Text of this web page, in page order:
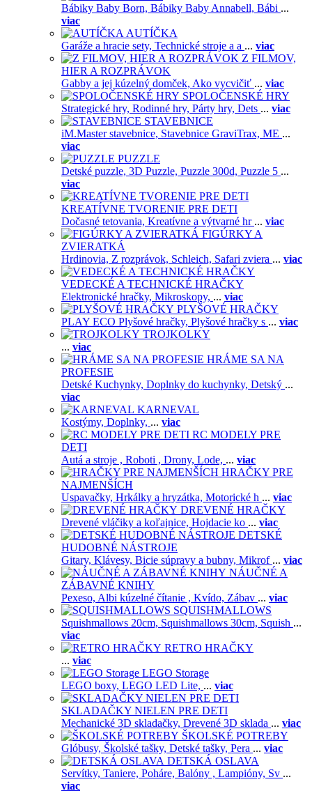
Bábiky Baby Born, Bábiky Baby Annabell, Bábi ...
viac
AUTÍČKA
Garáže a hracie sety, Technické stroje a a ... viac
Z FILMOV,
HIER A ROZPRÁVOK
Gabby a jej kúzelný domček, Ako vycvičiť ... viac
SPOLOČENSKÉ HRY
Strategické hry, Rodinné hry, Párty hry, Dets ... viac
STAVEBNICE
iM.Master stavebnice, Stavebnice GraviTrax, ME ...
viac
PUZZLE
Detské puzzle, 3D Puzzle, Puzzle 300d, Puzzle 5 ...
viac
KREATÍVNE TVORENIE PRE DETI
Dočasné tetovania, Kreatívne a výtvarné hr ... viac
FIGÚRKY A
ZVIERATKÁ
Hrdinovia, Z rozprávok, Schleich, Safari zviera ... viac
VEDECKÉ A TECHNICKÉ HRAČKY
Elektronické hračky, Mikroskopy, ... viac
PLYŠOVÉ HRAČKY
PLAY ECO Plyšové hračky, Plyšové hračky s ... viac
TROJKOLKY
... viac
HRÁME SA NA
PROFESIE
Detské Kuchynky, Doplnky do kuchynky, Detský ...
viac
KARNEVAL
Kostýmy, Doplnky, ... viac
RC MODELY PRE
DETI
Autá a stroje , Roboti , Drony, Lode, ... viac
HRAČKY PRE
NAJMENŠÍCH
Uspavačky, Hrkálky a hryzátka, Motorické h ... viac
DREVENÉ HRAČKY
Drevené vláčiky a koľajnice, Hojdacie ko ... viac
DETSKÉ
HUDOBNÉ NÁSTROJE
Gitary, Klávesy, Bicie súpravy a bubny, Mikrof ... viac
NÁUČNÉ A
ZÁBAVNÉ KNIHY
Pexeso, Albi kúzelné čítanie , Kvído, Zábav ... viac
SQUISHMALLOWS
Squishmallows 20cm, Squishmallows 30cm, Squish ...
viac
RETRO HRAČKY
... viac
LEGO Storage
LEGO boxy, LEGO LED Lite, ... viac
SKLADAČKY NIELEN PRE DETI
Mechanické 3D skladačky, Drevené 3D sklada ... viac
ŠKOLSKÉ POTREBY
Glóbusy, Školské tašky, Detské tašky, Pera ... viac
DETSKÁ OSLAVA
Servítky, Taniere, Poháre, Balóny , Lampióny, Sv ...
viac